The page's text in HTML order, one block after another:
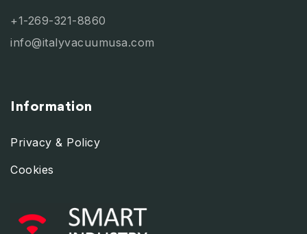
+1-269-321-8860
info@italyvacuumusa.com
Information
Privacy & Policy
Cookies